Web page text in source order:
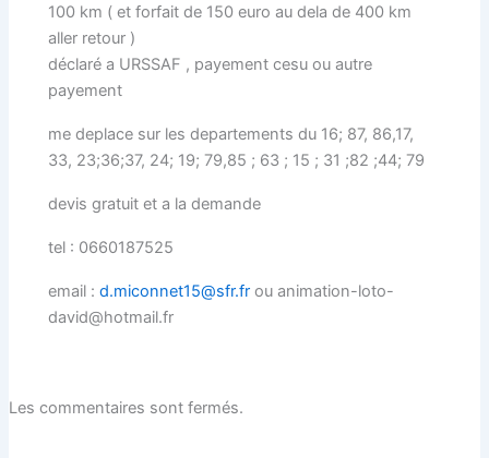
100 km ( et forfait de 150 euro au dela de 400 km
aller retour )
déclaré a URSSAF , payement cesu ou autre
payement
me deplace sur les departements du 16; 87, 86,17,
33, 23;36;37, 24; 19; 79,85 ; 63 ; 15 ; 31 ;82 ;44; 79
devis gratuit et a la demande
tel : 0660187525
email :d.miconnet15@sfr.fr ou animation-loto-
david@hotmail.f​r
Les commentaires sont fermés.